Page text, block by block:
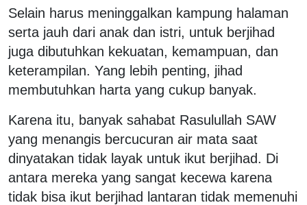
Selain harus meninggalkan kampung halaman
serta jauh dari anak dan istri, untuk berjihad
juga dibutuhkan kekuatan, kemampuan, dan
keterampilan. Yang lebih penting, jihad
membutuhkan harta yang cukup banyak.
Karena itu, banyak sahabat Rasulullah SAW
yang menangis bercucuran air mata saat
dinyatakan tidak layak untuk ikut berjihad. Di
antara mereka yang sangat kecewa karena
tidak bisa ikut berjihad lantaran tidak memenuhi